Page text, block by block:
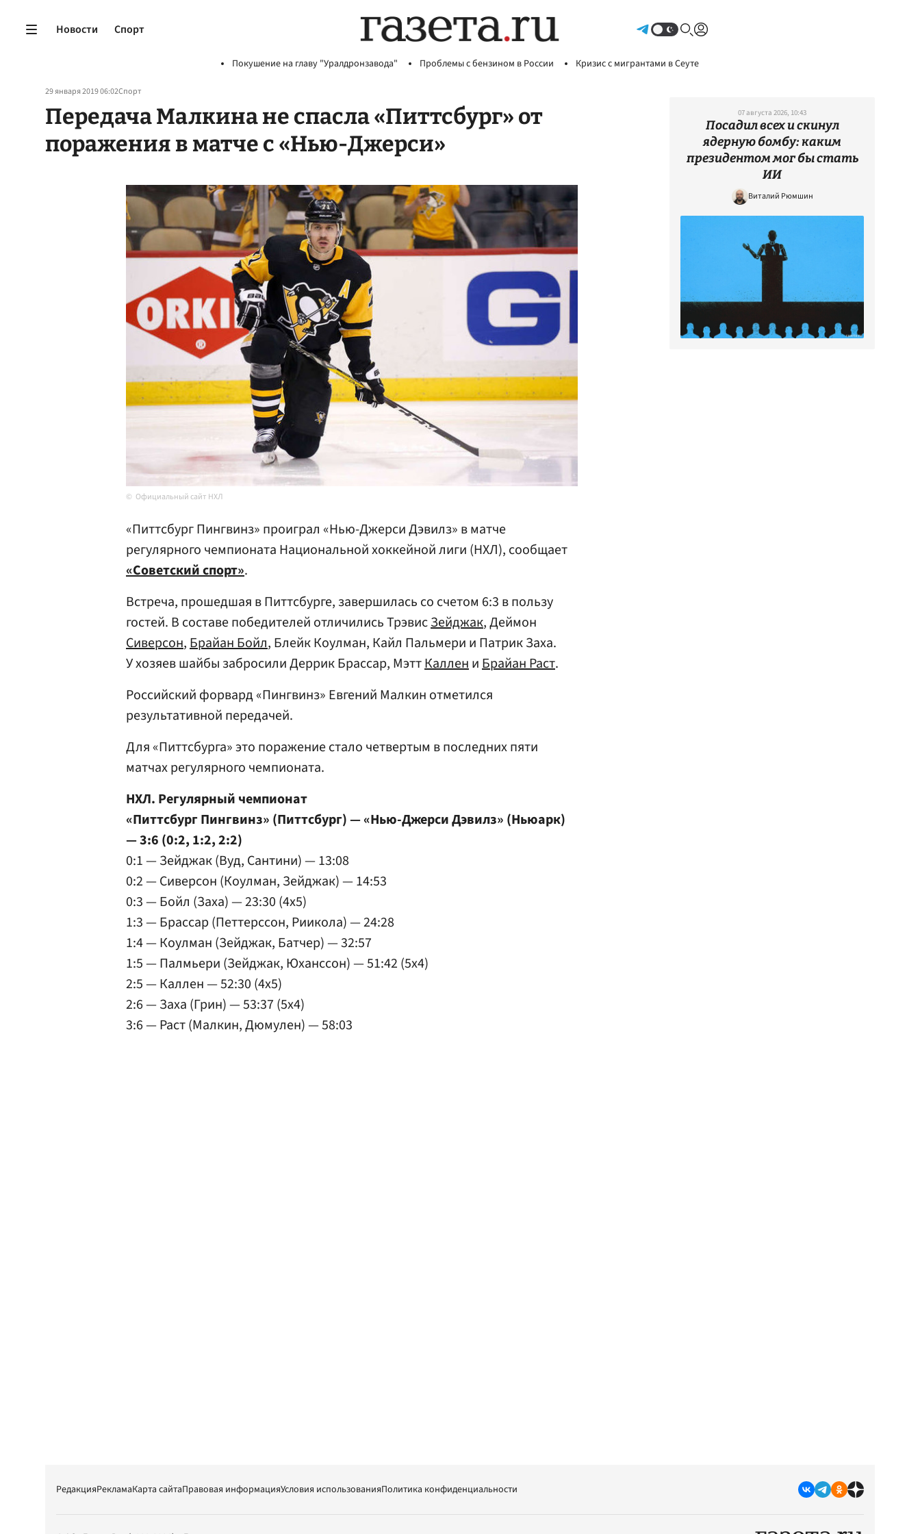
Новости Спорт
Покушение на главу "Уралдронзавода" Проблемы с бензином в России Кризис с мигрантами в Сеуте
29 января 2019 06:02Спорт
Передача Малкина не спасла «Питтсбург» от
поражения в матче с «Нью-Джерси»
Официальный сайт НХЛ
«Питтсбург Пингвинз» проиграл «Нью-Джерси Дэвилз» в матче
регулярного чемпионата Национальной хоккейной лиги (НХЛ), сообщает
«Советский спорт».
Встреча, прошедшая в Питтсбурге, завершилась со счетом 6:3 в пользу
гостей. В составе победителей отличились ТрэвисЗейджак, Деймон
Сиверсон,Брайан Бойл, Блейк Коулман, Кайл Пальмери и Патрик Заха.
У хозяев шайбы забросили Деррик Брассар, МэттКаллениБрайан Раст.
Российский форвард «Пингвинз» Евгений Малкин отметился
результативной передачей.
Для «Питтсбурга» это поражение стало четвертым в последних пяти
матчах регулярного чемпионата.
НХЛ. Регулярный чемпионат
«Питтсбург Пингвинз» (Питтсбург) — «Нью-Джерси Дэвилз» (Ньюарк)
— 3:6 (0:2, 1:2, 2:2)
0:1 — Зейджак (Вуд, Сантини) — 13:08
0:2 — Сиверсон (Коулман, Зейджак) — 14:53
0:3 — Бойл (Заха) — 23:30 (4x5)
1:3 — Брассар (Петтерссон, Риикола) — 24:28
1:4 — Коулман (Зейджак, Батчер) — 32:57
1:5 — Палмьери (Зейджак, Юханссон) — 51:42 (5x4)
2:5 — Каллен — 52:30 (4x5)
2:6 — Заха (Грин) — 53:37 (5x4)
3:6 — Раст (Малкин, Дюмулен) — 58:03
07 августа 2026, 10:43
Посадил всех и скинул
ядерную бомбу: каким
президентом мог бы стать
ИИ
Виталий Рюмшин
РедакцияРекламаКарта сайтаПравовая информацияУсловия использованияПолитика конфиденциальности